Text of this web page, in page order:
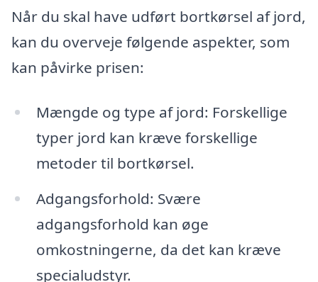
Når du skal have udført bortkørsel af jord,
kan du overveje følgende aspekter, som
kan påvirke prisen:
Mængde og type af jord: Forskellige
typer jord kan kræve forskellige
metoder til bortkørsel.
Adgangsforhold: Svære
adgangsforhold kan øge
omkostningerne, da det kan kræve
specialudstyr.